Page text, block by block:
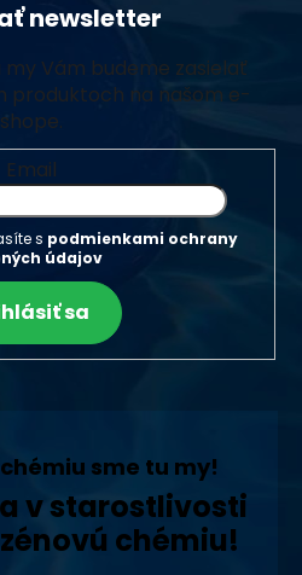
newsletter
Vám budeme zasielať
produktoch na našom e-
shope.
Email
s podmienkami ochrany
údajov
sa
sme tu my!
v starostlivosti
chémiu!